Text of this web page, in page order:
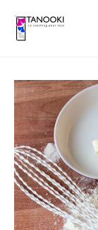
content